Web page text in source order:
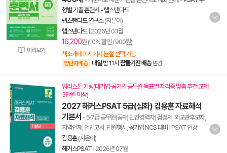
미리보기
형별 기출 훈련서 - 랩스탠다드
랩스탠다드 연구소(지은이)
랩스탠다드| 2026년 03월
16,200원 (10% 할인 / 900원)
책소개페이지에서 분철 선택 가능
양탄자배송 내일 밤 11시 잠들기전 배송 변경
워리스톤 키링(대기업·공기업·공무원 목표별 자격증 맞춤 추천 교재
3만원 이상)
2027 해커스PSAT 5급(심화) 김용훈 자료해석
기본서 - 5·7급 공무원(공채, 민간경력자) 검정제, 외교관후보자,
지역인재, 입법고시, 법원행시, 공기업 NCS 대비 | PSAT 인강
김용훈(지은이)
해커스PSAT 2026년 07월